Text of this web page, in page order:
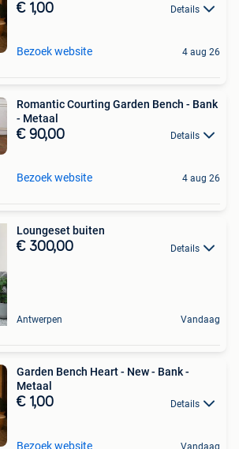
€ 1,00 Details
Bezoek website 4 aug 26
Romantic Courting Garden Bench - Bank
- Metaal
€ 90,00 Details
Bezoek website 4 aug 26
Loungeset buiten
€ 300,00 Details
Antwerpen Vandaag
Garden Bench Heart - New - Bank -
Metaal
€ 1,00 Details
Bezoek website Vandaag